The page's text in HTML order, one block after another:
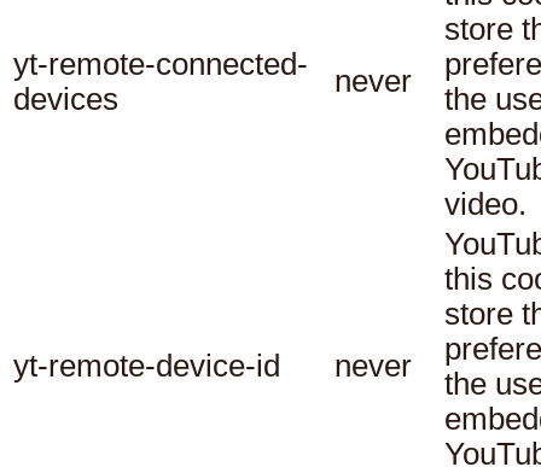
yt-remote-connected-
devices
never
store
the
video.
yt-remote-device-id never
this
store
the